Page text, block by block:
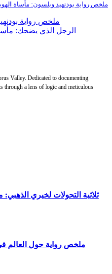
ملخص رواية بودنهيد ويلسون: مأساة
ملخص رواية
الرجل الذي يضحك:
Valley. Dedicated to documenting
through a lens of logic and meticulous
ثلاثية التحولات لخيري
ملخص رواية حول العالم في 80 يوما: أسرار تحفة جول